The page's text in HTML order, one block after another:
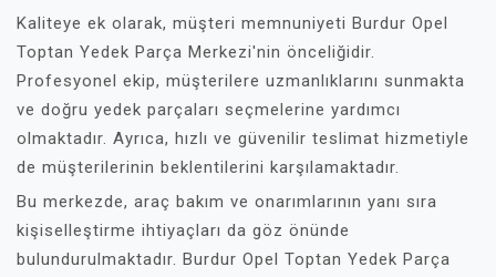
Kaliteye ek olarak, müşteri memnuniyeti Burdur Opel
Toptan Yedek Parça Merkezi'nin önceliğidir.
Profesyonel ekip, müşterilere uzmanlıklarını sunmakta
ve doğru yedek parçaları seçmelerine yardımcı
olmaktadır. Ayrıca, hızlı ve güvenilir teslimat hizmetiyle
de müşterilerinin beklentilerini karşılamaktadır.
Bu merkezde, araç bakım ve onarımlarının yanı sıra
kişiselleştirme ihtiyaçları da göz önünde
bulundurulmaktadır. Burdur Opel Toptan Yedek Parça